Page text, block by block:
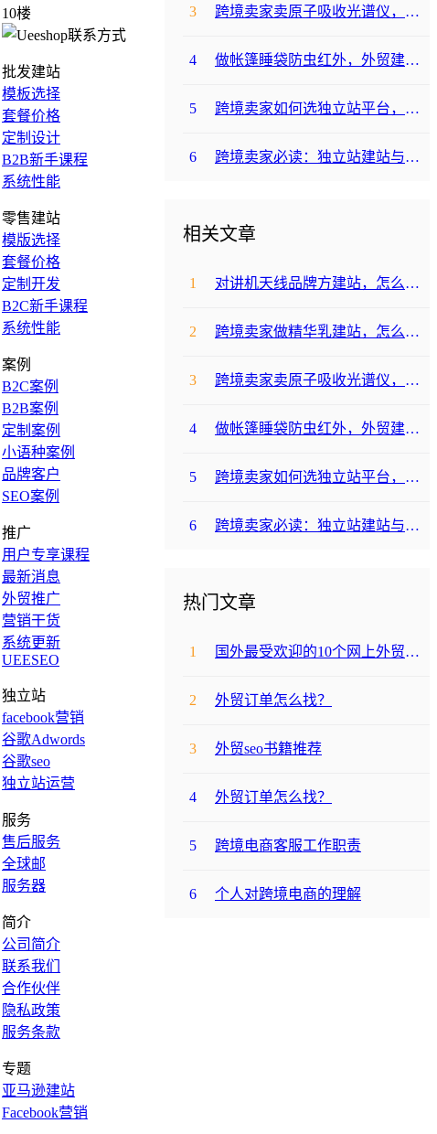
3 跨境卖家卖原子吸收光谱仪，选哪个建站平台合适？
4 做帐篷睡袋防虫红外，外贸建站平台哪个合适？
5 跨境卖家如何选独立站平台，降低运动水袋架包建站成本？
6 跨境卖家必读：独立站建站与支付，帐篷睡袋防虫露如何避坑降成本？
相关文章
1 对讲机天线品牌方建站，怎么降低成本啊？
2 跨境卖家做精华乳建站，怎么选合适提升转化？
3 跨境卖家卖原子吸收光谱仪，选哪个建站平台合适？
4 做帐篷睡袋防虫红外，外贸建站平台哪个合适？
5 跨境卖家如何选独立站平台，降低运动水袋架包建站成本？
6 跨境卖家必读：独立站建站与支付，帐篷睡袋防虫露如何避坑降成本？
热门文章
1 国外最受欢迎的10个网上外贸购物网站
2 外贸订单怎么找？
3 外贸seo书籍推荐
4 外贸订单怎么找？
5 跨境电商客服工作职责
6 个人对跨境电商的理解
10楼
批发建站
模板选择
套餐价格
定制设计
B2B新手课程
系统性能
零售建站
模版选择
套餐价格
定制开发
B2C新手课程
系统性能
案例
B2C案例
B2B案例
定制案例
小语种案例
品牌客户
SEO案例
推广
用户专享课程
最新消息
外贸推广
营销干货
系统更新
UEESEO
独立站
facebook营销
谷歌Adwords
谷歌seo
独立站运营
服务
售后服务
全球邮
服务器
简介
公司简介
联系我们
合作伙伴
隐私政策
服务条款
专题
亚马逊建站
Facebook营销